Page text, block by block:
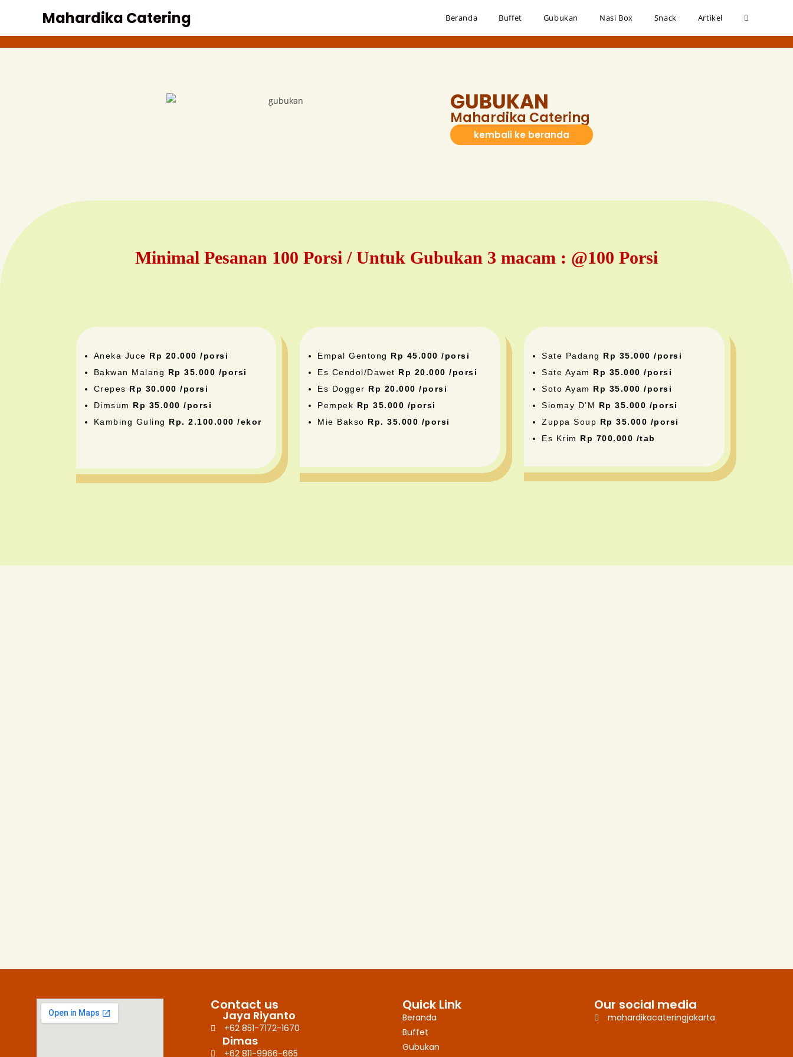
Mahardika Catering Beranda Buffet Gubukan Nasi Box Snack Artikel
GUBUKAN
Mahardika Catering
kembali ke beranda
Minimal Pesanan 100 Porsi / Untuk Gubukan 3 macam : @100 Porsi
Aneka Juce Rp 20.000 /porsi
Bakwan Malang Rp 35.000 /porsi
Crepes Rp 30.000 /porsi
Dimsum Rp 35.000 /porsi
Kambing Guling Rp. 2.100.000 /ekor
Empal Gentong Rp 45.000 /porsi
Es Cendol/Dawet Rp 20.000 /porsi
Es Dogger Rp 20.000 /porsi
Pempek Rp 35.000 /porsi
Mie Bakso Rp. 35.000 /porsi
Sate Padang Rp 35.000 /porsi
Sate Ayam Rp 35.000 /porsi
Soto Ayam Rp 35.000 /porsi
Siomay D’M Rp 35.000 /porsi
Zuppa Soup Rp 35.000 /porsi
Es Krim Rp 700.000 /tab
Contact us
Jaya Riyanto
+62 851-7172-1670
Dimas
+62 811-9966-665
Quick Link
Beranda
Buffet
Gubukan
Our social media
mahardikacateringjakarta